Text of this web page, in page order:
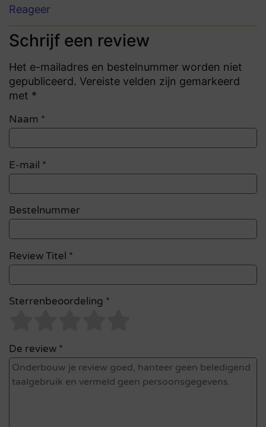
Reageer
Schrijf een review
Het e-mailadres en bestelnummer worden niet
gepubliceerd. Vereiste velden zijn gemarkeerd
met *
Naam *
E-mail *
Bestelnummer
Review Titel *
Sterrenbeoordeling *
De review *